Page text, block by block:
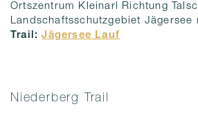
Ortszentrum Kleinarl Richtung
Landschaftsschutzgebiet Jägersee
Trail:Jägersee Lauf
Niederberg Trail